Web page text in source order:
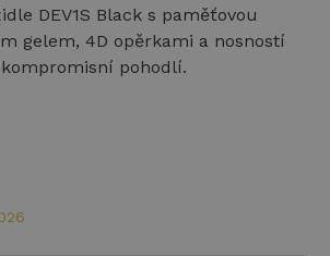
DEV1S Black s paměťovou
gelem, 4D opěrkami a nosností
pohodlí.